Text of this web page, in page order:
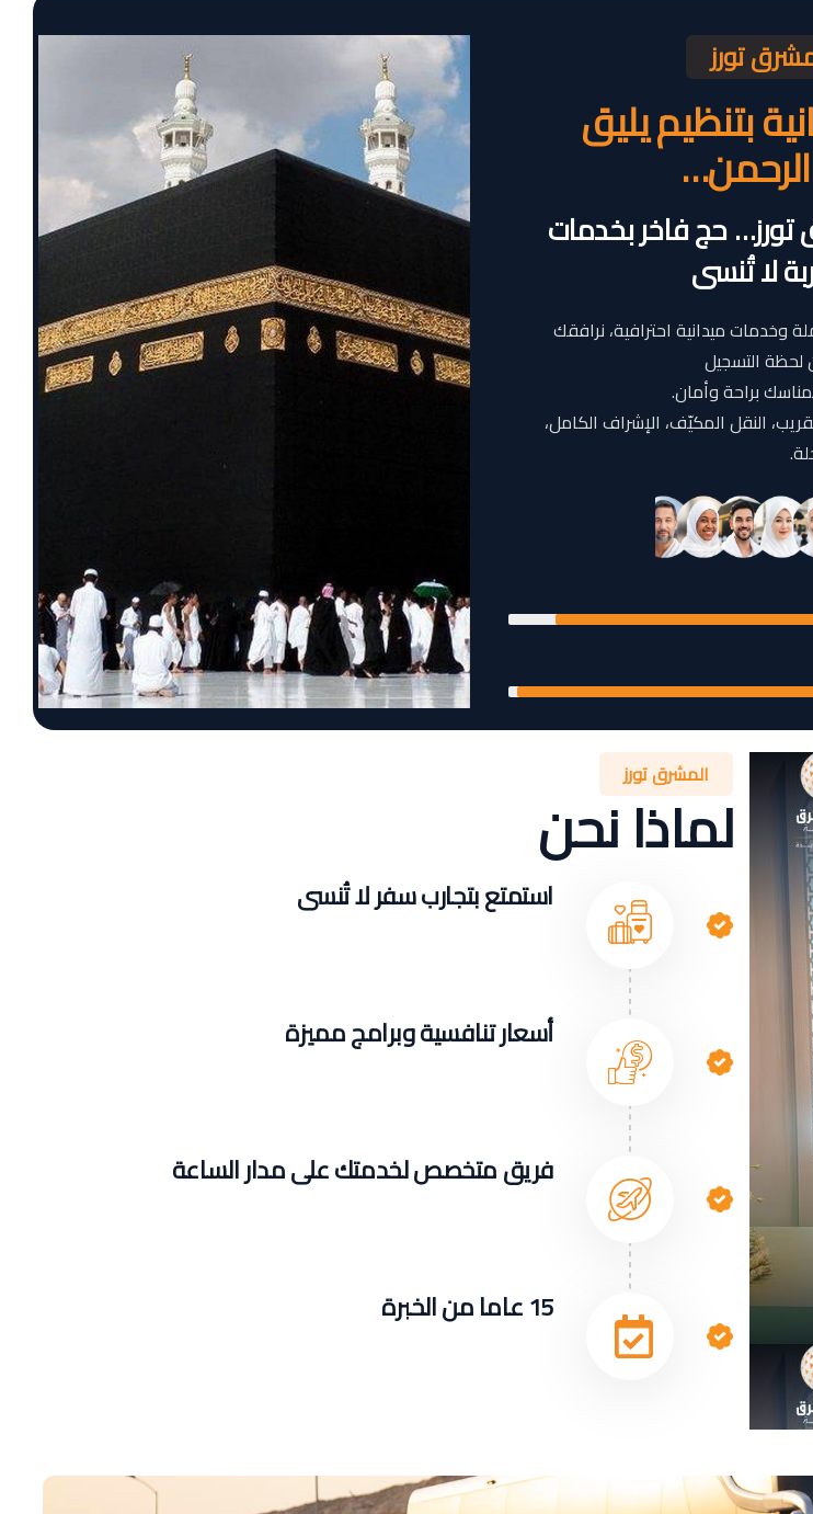
تورز
بتنظيم يليق
…
حج فاخر بخدمات
لا تُنسى
وخدمات ميدانية احترافية، نرافقك
التسجيل
براحة وأمان.
النقل المكيّف، الإشراف الكامل،
المشرق تورز
لماذا نحن
استمتع بتجارب سفر لا تُنسى
أسعار تنافسية وبرامج مميزة
فريق متخصص لخدمتك على مدار الساعة
15 عاما من الخبرة